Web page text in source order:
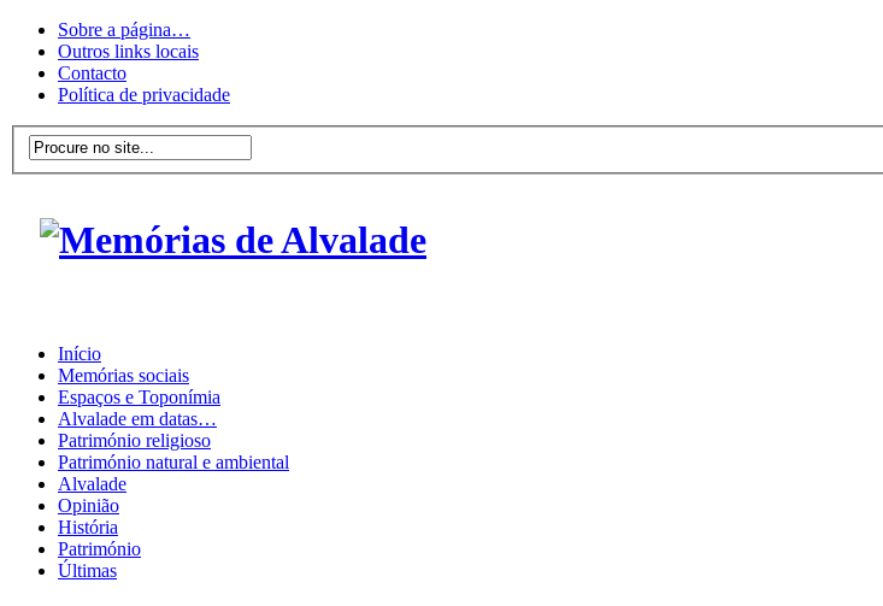
Sobre a página…
Outros links locais
Contacto
Política de privacidade
Início
Memórias sociais
Espaços e Toponímia
Alvalade em datas…
Património religioso
Património natural e ambiental
Alvalade
Opinião
História
Património
Últimas